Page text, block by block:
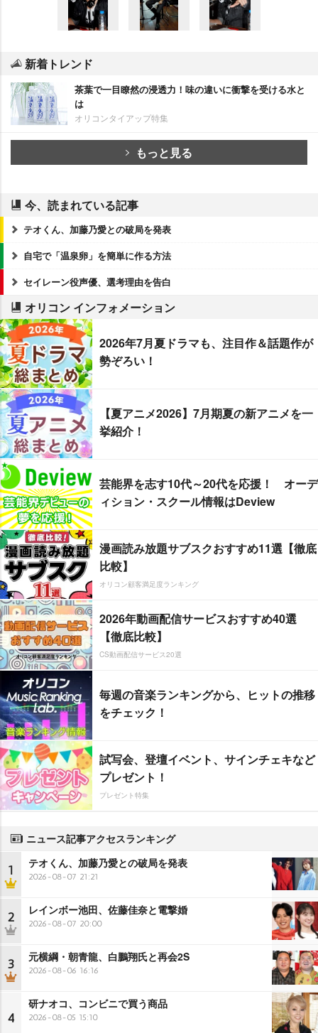
新着トレンド
茶葉で一目瞭然の浸透力！味の違いに衝撃を受ける水と
は
オリコンタイアップ特集
もっと見る
今、読まれている記事
テオくん、加藤乃愛との破局を発表
自宅で「温泉卵」を簡単に作る方法
セイレーン役声優、選考理由を告白
オリコン インフォメーション
2026年7月夏ドラマも、注目作＆話題作が
勢ぞろい！
【夏アニメ2026】7月期夏の新アニメを一
挙紹介！
芸能界を志す10代～20代を応援！ オーデ
ィション・スクール情報はDeview
漫画読み放題サブスクおすすめ11選【徹底
比較】
オリコン顧客満足度ランキング
2026年動画配信サービスおすすめ40選
【徹底比較】
CS動画配信サービス20選
毎週の音楽ランキングから、ヒットの推移
をチェック！
試写会、登壇イベント、サインチェキなど
プレゼント！
プレゼント特集
ニュース記事アクセスランキング
1 テオくん、加藤乃愛との破局を発表
2026-08-07 21:21
2 レインボー池田、佐藤佳奈と電撃婚
2026-08-07 20:00
3 元横綱・朝青龍、白鵬翔氏と再会2S
2026-08-06 16:16
4
研ナオコ、コンビニで買う商品
2026-08-05 15:10